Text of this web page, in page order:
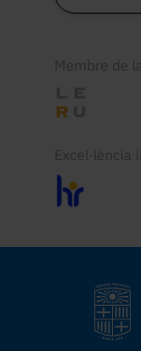
Membre de
Excel·lència